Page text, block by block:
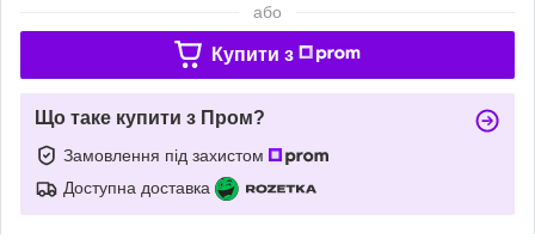
або
Купити з
Що таке купити з Пром?
Замовлення під захистом
Доступна доставка